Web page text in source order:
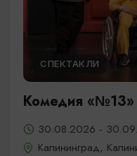
СПЕКТАКЛИ
Комедия «№13»
30.08.2026 -
Калининград,